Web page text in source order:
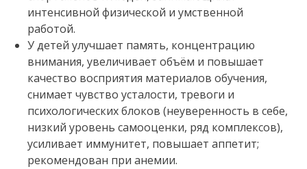
интенсивной физической и умственной
работой.
У детей улучшает память, концентрацию
внимания, увеличивает объём и повышает
качество восприятия материалов обучения,
снимает чувство усталости, тревоги и
психологических блоков (неуверенность в себе,
низкий уровень самооценки, ряд комплексов),
усиливает иммунитет, повышает аппетит;
рекомендован при анемии.